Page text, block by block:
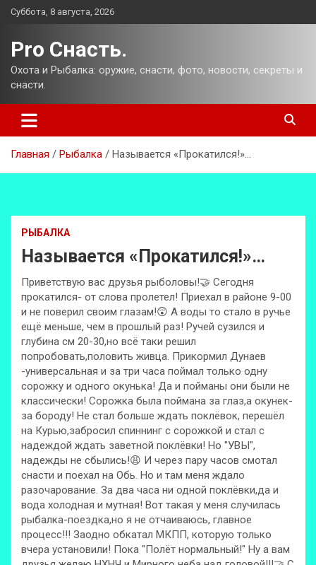
Перейти
Суббота, 8 августа, 2026
Pro Снасть.
Охота и Рыбалка: оружие, снасти, фото, новости, секреты и
снасти.
Главная Рыбалка Называется «Прокатился!»…
РЫБАЛКА
Называется «Прокатился!»…
Приветствую вас друзья рыболовы!🤝 Сегодня
прокатился- от слова пролетел! Приехал в районе 9-00
и не поверил своим глазам!😲 А воды то стало в ручье
ещё меньше, чем в прошлый раз! Ручей сузился и
глубина см 20-30,но всё таки решил
попробовать,половить живца. Прикормил Дунаев
-универсальная и за три часа поймал только одну
сорожку и одного окунька! Да и пойманы они были не
классически! Сорожка была поймана за глаз,а окунек-
за бороду! Не стал больше ждать поклёвок, перешёл
на Курью,забросил спиннинг с сорожкой и стал с
надеждой ждать заветной поклёвки! Но "УВЫ",
надежды не сбылись!😩 И через пару часов смотал
снасти и поехал на Обь. Но и там меня ждало
разочарование. За два часа ни одной поклёвки,да и
вода холодная и мутная! Вот такая у меня случилась
рыбалка-поездка,но я не отчаиваюсь, главное
процесс!!! Заодно обкатал МКПП, которую только
вчера установили! Пока "Полёт нормальный!" Ну а вам